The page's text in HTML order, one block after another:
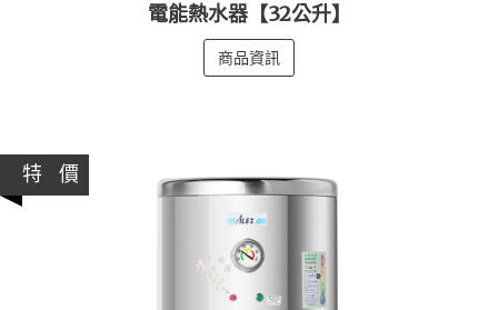
電能熱水器【32公升】
商品資訊
特 價